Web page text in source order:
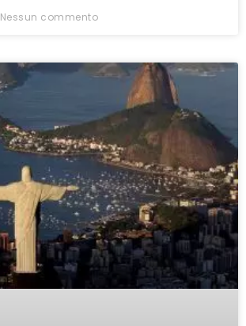
Nessun commento